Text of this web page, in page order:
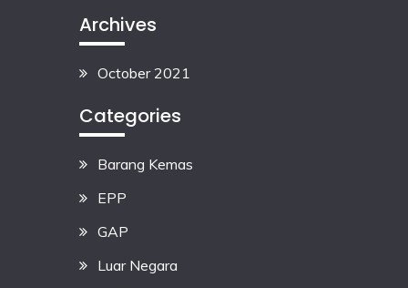
Archives
October 2021
Categories
Barang Kemas
EPP
GAP
Luar Negara